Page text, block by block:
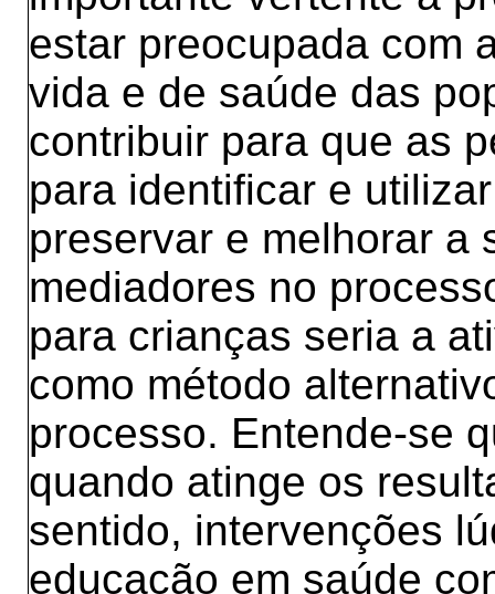
estar preocupada com
vida e de saúde das
contribuir para que as
para identificar e
preservar e melhorar a
mediadores no
para crianças seria a
como método
processo. Entende-se
quando atinge os
sentido, intervenções
educação em saúde